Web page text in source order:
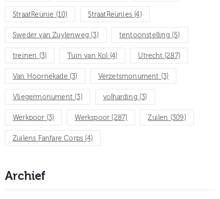
StraatReünie (10) StraatReünies (4)
Sweder van Zuylenweg (3) tentoonstelling(5)
treinen (3) Tuin van Kol (4) Utrecht(287)
Van Hoornekade (3) Verzetsmonument (3)
Vliegermonument (3) volharding(3)
Werkpoor (3) Werkspoor (287) Zuilen (309)
Zuilens Fanfare Corps (4)
Archief